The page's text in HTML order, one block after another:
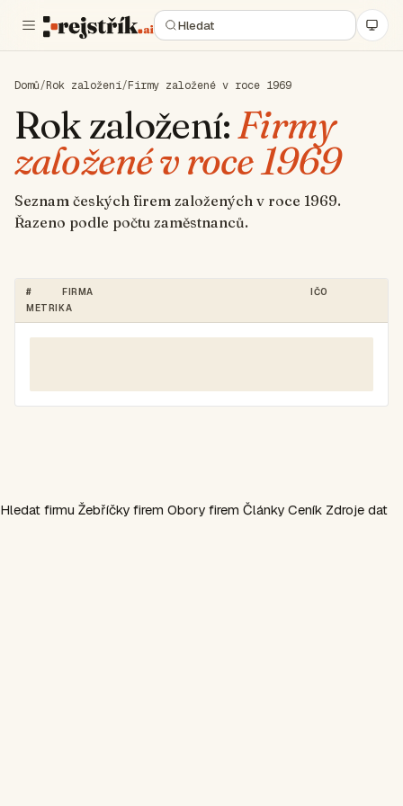
Domů/Rok založení/Firmy založené v roce 1969
Rok založení:Firmy
založené v roce 1969
Seznam českých firem založených v roce 1969.
Řazeno podle počtu zaměstnanců.
# FIRMA
IČO
METRIKA
Hledat firmu Žebříčky firem Obory firem Články Ceník Zdroje dat